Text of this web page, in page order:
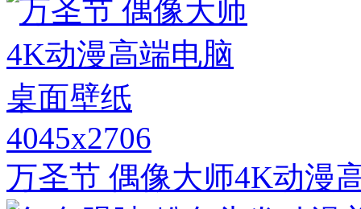
4045x2706
万圣节 偶像大师4K动漫